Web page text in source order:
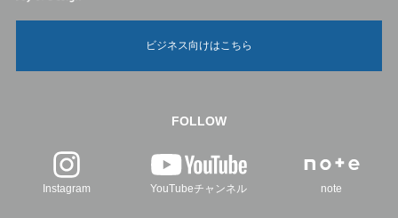
ビジネス向けはこちら
FOLLOW
Instagram YouTubeチャンネル note